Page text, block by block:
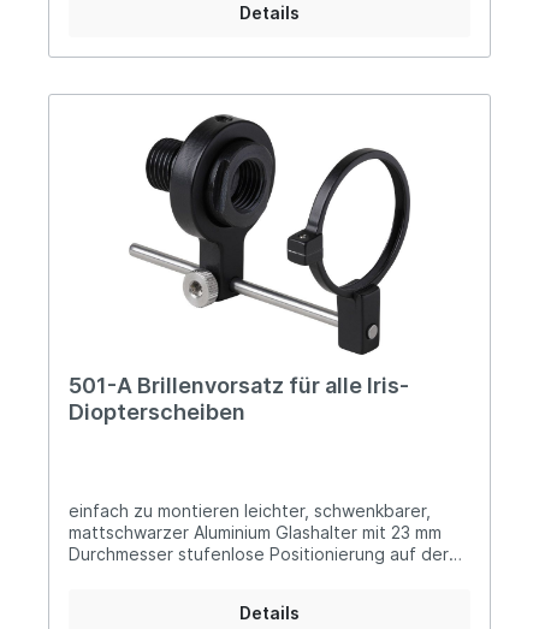
Gehmann Iris-Diopterscheiben mit Farb- und/oder
Stahlgewindestutzen abschrauben lässt
Details
501-A Brillenvorsatz für alle Iris-
Diopterscheiben
einfach zu montieren leichter, schwenkbarer,
mattschwarzer Aluminium Glashalter mit 23 mm
Durchmesser stufenlose Positionierung auf der
Diopterscheiben inklusive Aufnahme-Gewinde
Details